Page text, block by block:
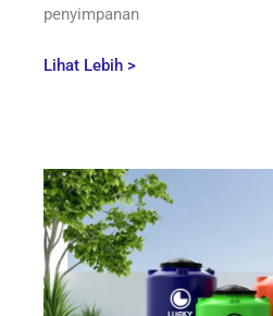
penyimpanan
Lihat Lebih >